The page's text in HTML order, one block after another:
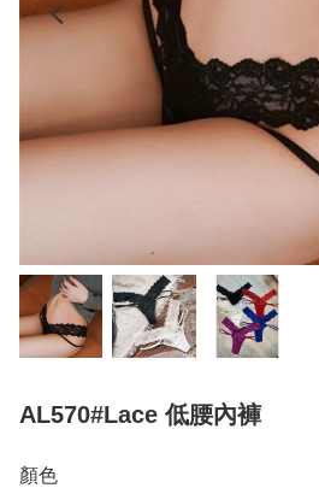
AL570#Lace 低腰內褲
顏色